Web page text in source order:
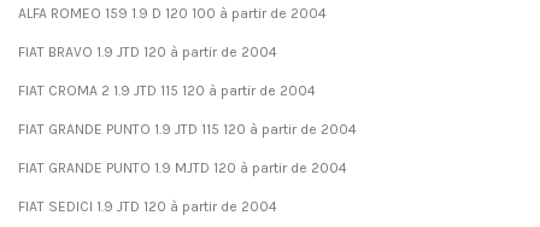
ALFA ROMEO 159 1.9 D 120 100 à partir de 2004
FIAT BRAVO 1.9 JTD 120 à partir de 2004
FIAT CROMA 2 1.9 JTD 115 120 à partir de 2004
FIAT GRANDE PUNTO 1.9 JTD 115 120 à partir de 2004
FIAT GRANDE PUNTO 1.9 MJTD 120 à partir de 2004
FIAT SEDICI 1.9 JTD 120 à partir de 2004